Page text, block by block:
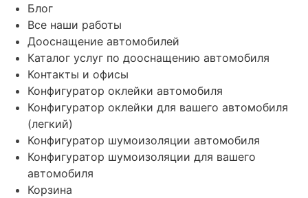
Блог
Все наши работы
Дооснащение автомобилей
Каталог услуг по дооснащению автомобиля
Контакты и офисы
Конфигуратор оклейки автомобиля
Конфигуратор оклейки для вашего автомобиля
(легкий)
Конфигуратор шумоизоляции автомобиля
Конфигуратор шумоизоляции для вашего
автомобиля
Корзина